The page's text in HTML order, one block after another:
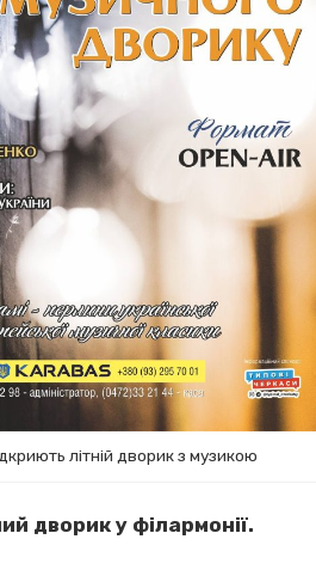
літній дворик з музикою
дворик у філармонії.